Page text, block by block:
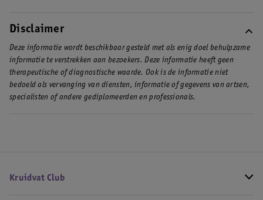
Disclaimer
Deze informatie wordt beschikbaar gesteld met als enig doel behulpzame
informatie te verstrekken aan bezoekers. Deze informatie heeft geen
therapeutische of diagnostische waarde. Ook is de informatie niet
bedoeld als vervanging van diensten, informatie of gegevens van artsen,
specialisten of andere gediplomeerden en professionals.
Kruidvat Club